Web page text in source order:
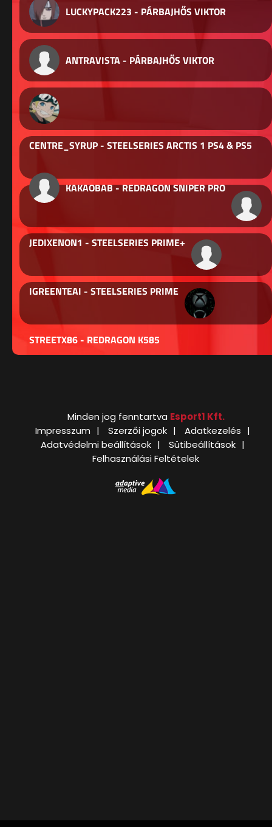
LUCKYPACK223 - PÁRBAJHŐS VIKTOR
ANTRAVISTA - PÁRBAJHŐS VIKTOR
CENTRE_SYRUP - STEELSERIES ARCTIS 1 PS4 & PS5
KAKAOBAB - REDRAGON SNIPER PRO
JEDIXENON1 - STEELSERIES PRIME+
IGREENTEAI - STEELSERIES PRIME
STREETX86 - REDRAGON K585
Minden jog fenntartva Esport1 Kft.
Impresszum
Szerzői jogok
Adatkezelés
Adatvédelmi beállítások
Sütibeállítások
Felhasználási Feltételek